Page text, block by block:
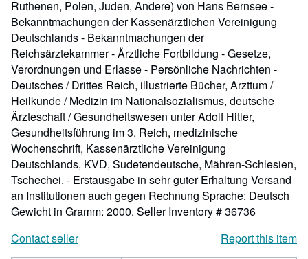
Ruthenen, Polen, Juden, Andere) von Hans Bernsee -
Bekanntmachungen der Kassenärztlichen Vereinigung
Deutschlands - Bekanntmachungen der
Reichsärztekammer - Ärztliche Fortbildung - Gesetze,
Verordnungen und Erlasse - Persönliche Nachrichten -
Deutsches / Drittes Reich, illustrierte Bücher, Arzttum /
Heilkunde / Medizin im Nationalsozialismus, deutsche
Ärzteschaft / Gesundheitswesen unter Adolf Hitler,
Gesundheitsführung im 3. Reich, medizinische
Wochenschrift, Kassenärztliche Vereinigung
Deutschlands, KVD, Sudetendeutsche, Mähren-Schlesien,
Tschechei. - Erstausgabe in sehr guter Erhaltung Versand
an Institutionen auch gegen Rechnung Sprache: Deutsch
Gewicht in Gramm: 2000. Seller Inventory # 36736
Contact seller
Report this item